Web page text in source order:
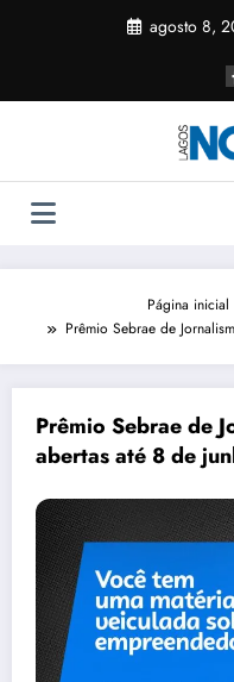
agosto 8,
Página inicial
Prêmio Sebrae de
Prêmio Sebrae de
abertas até 8 de